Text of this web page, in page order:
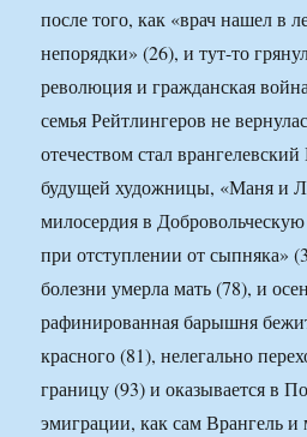
после того, как «врач нашел в
непорядки» (26), и тут-то
революция и гражданская
семья Рейтлингеров не
отечеством стал
будущей художницы, «Маня и
милосердия в
при отступлении от сыпняка»
болезни умерла мать (78), и
рафинированная барышня
красного (81), нелегально
границу (93) и оказывается в
эмиграции, как сам Врангель